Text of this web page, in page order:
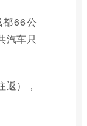
66公
汽车只
返），